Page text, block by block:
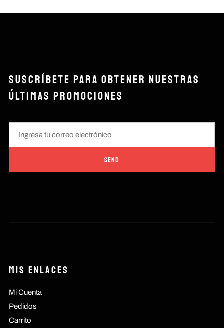
SUSCRÍBETE PARA OBTENER NUESTRAS
ÚLTIMAS PROMOCIONES
Mis Enlaces
Mi Cuenta
Pedidos
Carrito